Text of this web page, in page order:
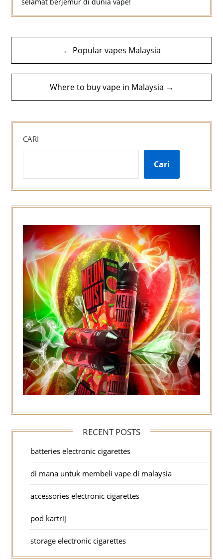
Navigasi
kiriman
← Popular vapes Malaysia
Where to buy vape in Malaysia →
CARI
Cari
RECENT POSTS
batteries electronic cigarettes
di mana untuk membeli vape di malaysia
accessories electronic cigarettes
pod kartrij
storage electronic cigarettes